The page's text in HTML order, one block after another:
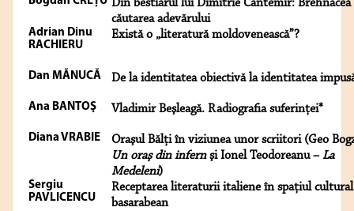
Din bestiarul lui Dimitrie Cantemir: Brehnacea
căutarea adevărului
Adrian Dinu
RACHIERU
Există o „literatură moldovenească”?
Dan MĂNUCĂ De la identitatea obiectivă la identitatea
Ana BANTOŞ Vladimir Beşleagă. Radiografia suferinţei*
Diana VRABIE
Oraşul Bălţi în viziunea unor scriitori (Geo
Un oraş din infernşi Ionel Teodoreanu – La
Medeleni)
Sergiu
PAVLICENCU
Receptarea literaturii italiene în spaţiul cultural
basarabean